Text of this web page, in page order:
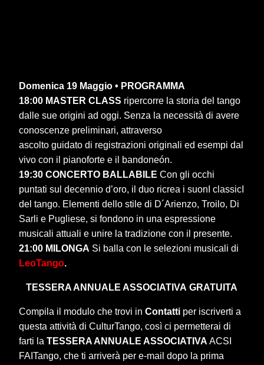
Domenica 19 Maggio • PROGRAMMA
18:00 MASTER CLASS ripercorre la storia del tango
dalle sue origini ad oggi. Senza la necessità di avere
conoscenze preliminari, attraverso
ascolto guidato di registrazioni originali ed esempi dal
vivo con il pianoforte e il bandoneón.
19:30 CONCERTO BALLABILE Con gli occhi
puntati sul decennio d’oro, il duo ricrea i suonI classicI
del tango. Elementi dello stile di D´Arienzo, Troilo, Di
Sarli e Pugliese, si fondono in una espressione
musicali attuali e unire la tradizione con il presente.
21:00 MILONGA Si balla con le selezioni musicali di
LeoTango.
TESSERA ANNUALE ASSOCIATIVA GRATUITA
Compila il modulo che trovi inContatti per iscriverti a
questa attività di CulturTango, così ci permetterai di
farti laTESSERA ANNUALE ASSOCIATIVA ACSI
FAITango, che ti arriverà per e-mail dopo la prima